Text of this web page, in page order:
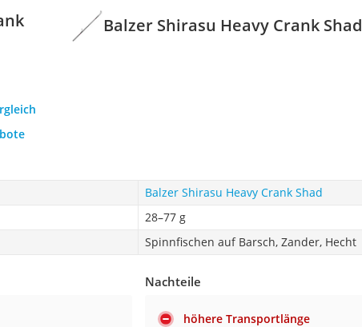
Balzer Shirasu Heavy Crank Shad
Balzer Shirasu Heavy Crank Shad
28–77 g
Spinnfischen auf Barsch, Zander, Hecht
Nachteile
höhere Transportlänge